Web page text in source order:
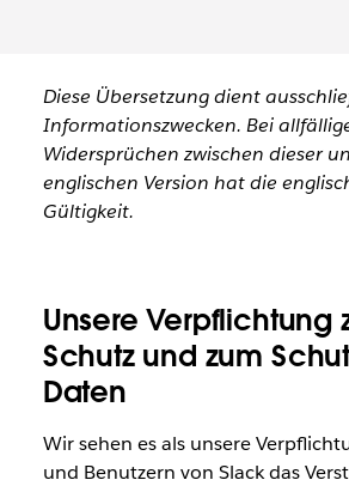
Diese Übersetzung dient
Informationszwecken. Bei
Widersprüchen zwischen dieser
englischen Version hat die
Gültigkeit.
Unsere Verpflichtung
Schutz und zum
Daten
Wir sehen es als unsere
und Benutzern von Slack das